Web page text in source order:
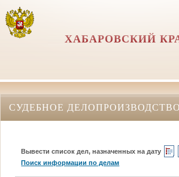
ХАБАРОВСКИЙ
СУДЕБНОЕ ДЕЛОПРОИЗВОДСТВО
Вывести список дел, назначенных на дату
Поиск информации по делам